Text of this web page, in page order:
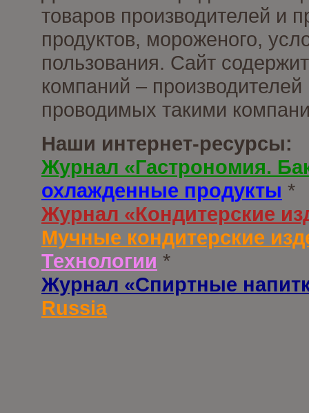
товаров производителей и
продуктов, мороженого,
пользования. Сайт
компаний –
проводимых такими
Наши интернет-ресурсы:
Журнал «Гастрономия.
охлажденные продукты *
Журнал «Кондитерские
Мучные кондитерские
Технологии *
Журнал «Спиртные
Russia